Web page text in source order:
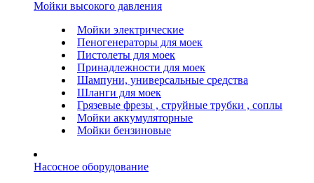
Мойки высокого давления
Мойки электрические
Пеногенераторы для моек
Пистолеты для моек
Принадлежности для моек
Шампуни, универсальные средства
Шланги для моек
Грязевые фрезы , струйные трубки , соплы
Мойки аккумуляторные
Мойки бензиновые
Насосное оборудование